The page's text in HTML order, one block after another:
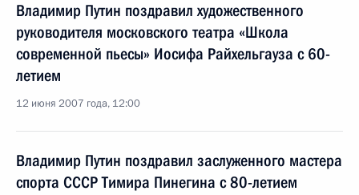
Владимир Путин поздравил художественного
руководителя московского театра «Школа
современной пьесы» Иосифа Райхельгауза с 60-
летием
12 июня 2007 года, 12:00
Владимир Путин поздравил заслуженного мастера
спорта СССР Тимира Пинегина с 80-летием